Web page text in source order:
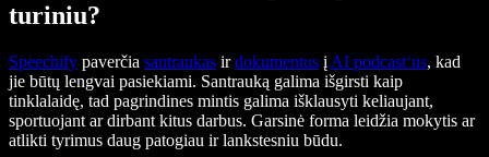
turiniu?
Speechify paverčia santraukas irdokumentus į AI podcast‘us, kad
jie būtų lengvai pasiekiami. Santrauką galima išgirsti kaip
tinklalaidę, tad pagrindines mintis galima išklausyti keliaujant,
sportuojant ar dirbant kitus darbus. Garsinė forma leidžia mokytis ar
atlikti tyrimus daug patogiau ir lankstesniu būdu.